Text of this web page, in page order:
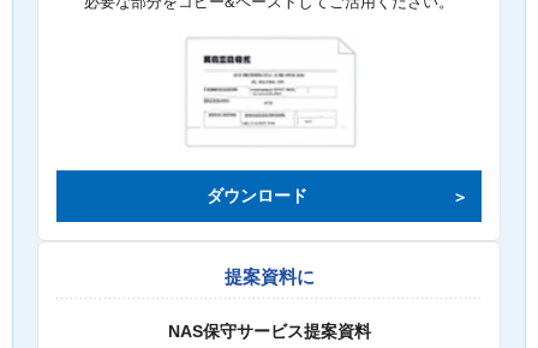
ダウンロード
提案資料に
NAS保守サービス提案資料